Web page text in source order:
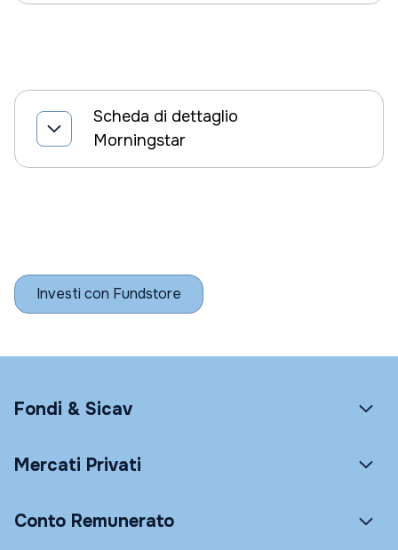
Scheda di dettaglio
Morningstar
Investi con Fundstore
Fondi & Sicav
Mercati Privati
Conto Remunerato